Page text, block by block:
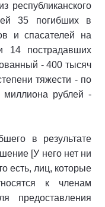
республиканского
35 погибших в
и спасателей на
14 пострадавших
- 400 тысяч
тяжести - по
рублей -
в результате
[У него нет ни
есть, лиц, которые
к членам
предоставления